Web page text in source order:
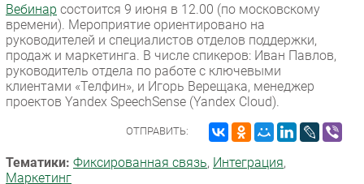
Вебинар состоится 9 июня в 12.00 (по московскому
времени). Мероприятие ориентировано на
руководителей и специалистов отделов поддержки,
продаж и маркетинга. В числе спикеров: Иван Павлов,
руководитель отдела по работе с ключевыми
клиентами «Телфин», и Игорь Верещака, менеджер
проектов Yandex SpeechSense (Yandex Cloud).
ОТПРАВИТЬ:
Тематики: Фиксированная связь, Интеграция,
Маркетинг